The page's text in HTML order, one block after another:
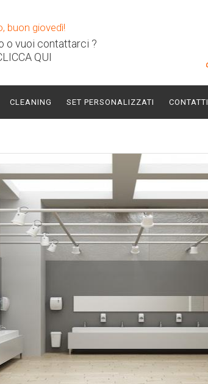
buon giovedì!
o vuoi contattarci ?
QUI
CLEANING SET PERSONALIZZATI CONTATTI